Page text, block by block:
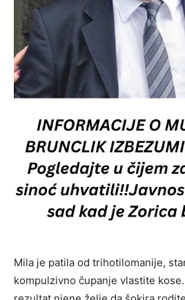
Mila je patila od trihotilomanije,
kompulzivno čupanje vlastite